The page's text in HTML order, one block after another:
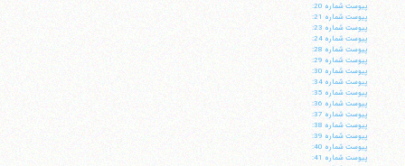
پيوست شماره 20:
پيوست شماره 21:
پيوست شماره 23:
پيوست شماره 24:
پيوست شماره 28:
پيوست شماره 29:
پيوست شماره 30:
پيوست شماره 34:
پيوست شماره 35:
پيوست شماره 36:
پيوست شماره 37:
پيوست شماره 38:
پيوست شماره 39:
پيوست شماره 40:
پيوست شماره 41: